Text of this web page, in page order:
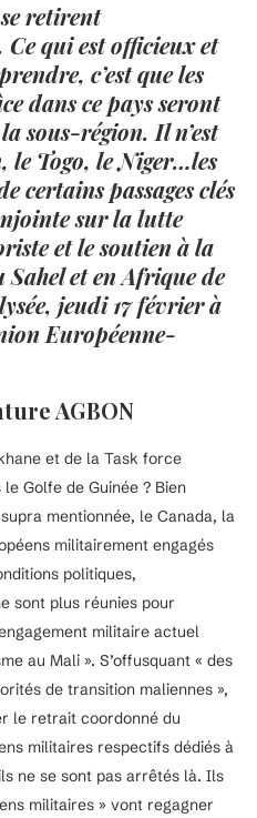
retirent
qui est officieux et
c’est que les
dans ce pays seront
sous-région. Il n’est
le Togo‚ le Niger…les
certains passages clés
sur la lutte
et le soutien à la
et en Afrique de
jeudi 17 février à
Européenne-
AGBON
et de la Task force
Golfe de Guinée ? Bien
mentionnée, le Canada, la
militairement engagés
politiques,
sont plus réunies pour
militaire actuel
au Mali ». S’offusquant « des
de transition maliennes »,
le retrait coordonné du
militaires respectifs dédiés à
ne se sont pas arrêtés là. Ils
militaires » vont regagner